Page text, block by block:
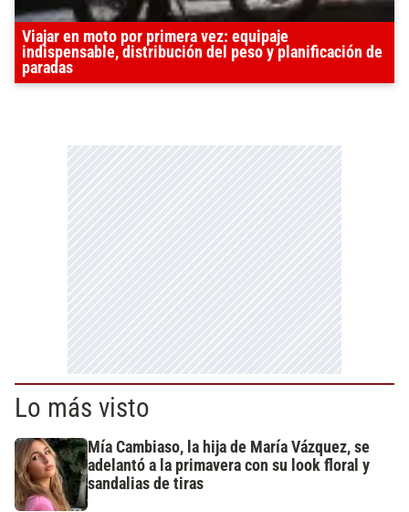
Viajar en moto por primera vez: equipaje
indispensable, distribución del peso y planificación de
paradas
Lo más visto
Mía Cambiaso, la hija de María Vázquez, se
adelantó a la primavera con su look floral y
sandalias de tiras